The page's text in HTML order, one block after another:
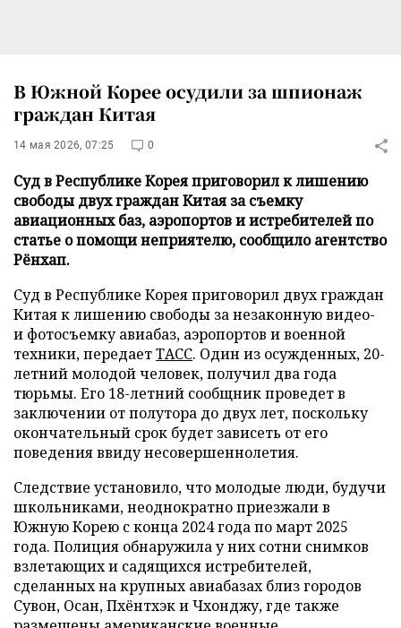
В Южной Корее осудили за шпионаж
граждан Китая
14 мая 2026, 07:25 0
Суд в Республике Корея приговорил к лишению
свободы двух граждан Китая за съемку
авиационных баз, аэропортов и истребителей по
статье о помощи неприятелю, сообщило агентство
Рёнхап.
Суд в Республике Корея приговорил двух граждан
Китая к лишению свободы за незаконную видео-
и фотосъемку авиабаз, аэропортов и военной
техники, передаетТАСС. Один из осужденных, 20-
летний молодой человек, получил два года
тюрьмы. Его 18-летний сообщник проведет в
заключении от полутора до двух лет, поскольку
окончательный срок будет зависеть от его
поведения ввиду несовершеннолетия.
Следствие установило, что молодые люди, будучи
школьниками, неоднократно приезжали в
Южную Корею с конца 2024 года по март 2025
года. Полиция обнаружила у них сотни снимков
взлетающих и садящихся истребителей,
сделанных на крупных авиабазах близ городов
Сувон, Осан, Пхёнтхэк и Чхонджу, где также